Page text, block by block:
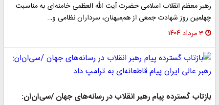
رهبر معظم انقلاب اسلامی حضرت آیت الله العظمی خامنه‌ای به مناسبت
چهلمین روز شهادت جمعی از هم‌میهنان، سرداران نظامی و…
۳ مرداد ۱۴۰۴
بازتاب گسترده پیام رهبر انقلاب در رسانه‌های جهان /سی‌ان‌ان: